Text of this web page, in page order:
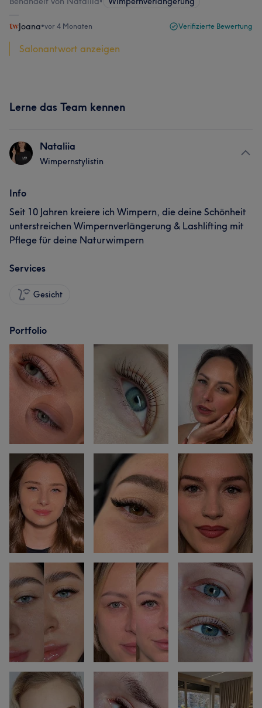
Joana•vor 4 Monaten Verifizierte Bewertung
Salonantwort anzeigen
Lerne das Team kennen
Nataliia
Wimpernstylistin
Info
Seit 10 Jahren kreiere ich Wimpern, die deine Schönheit
unterstreichen Wimpernverlängerung & Lashlifting mit
Pflege für deine Naturwimpern
Services
Gesicht
Portfolio